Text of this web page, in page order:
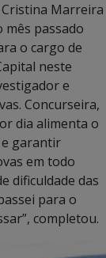
Cristina Marreira
passado
o cargo de
neste
e
Concurseira,
dia alimenta o
e garantir
em todo
dificuldade das
para o
completou.